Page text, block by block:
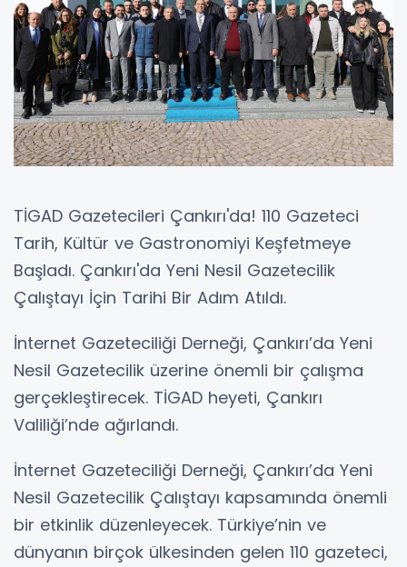
TİGAD Gazetecileri Çankırı'da! 110 Gazeteci
Tarih, Kültür ve Gastronomiyi Keşfetmeye
Başladı. Çankırı'da Yeni Nesil Gazetecilik
Çalıştayı İçin Tarihi Bir Adım Atıldı.
İnternet Gazeteciliği Derneği, Çankırı’da Yeni
Nesil Gazetecilik üzerine önemli bir çalışma
gerçekleştirecek. TİGAD heyeti, Çankırı
Valiliği’nde ağırlandı.
İnternet Gazeteciliği Derneği, Çankırı’da Yeni
Nesil Gazetecilik Çalıştayı kapsamında önemli
bir etkinlik düzenleyecek. Türkiye’nin ve
dünyanın birçok ülkesinden gelen 110 gazeteci,